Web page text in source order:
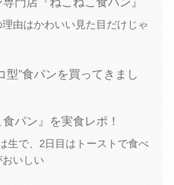
理由はかわいい見た目だけじゃ
型”食パンを買ってきまし
食パン』を実食レポ！
生で、2日目はトーストで食べ
おいしい